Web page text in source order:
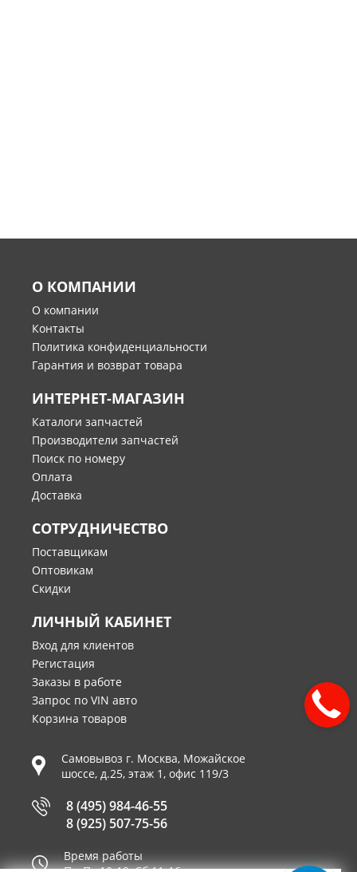
О КОМПАНИИ
О компании
Контакты
Политика конфиденциальности
Гарантия и возврат товара
ИНТЕРНЕТ-МАГАЗИН
Каталоги запчастей
Производители запчастей
Поиск по номеру
Оплата
Доставка
СОТРУДНИЧЕСТВО
Поставщикам
Оптовикам
Скидки
ЛИЧНЫЙ КАБИНЕТ
Вход для клиентов
Регистация
Заказы в работе
Запрос по VIN авто
Корзина товаров
Самовывоз г. Москва, Можайское
шоссе, д.25, этаж 1, офис 119/3
8 (495) 984-46-55
8 (925) 507-75-56
Время работы